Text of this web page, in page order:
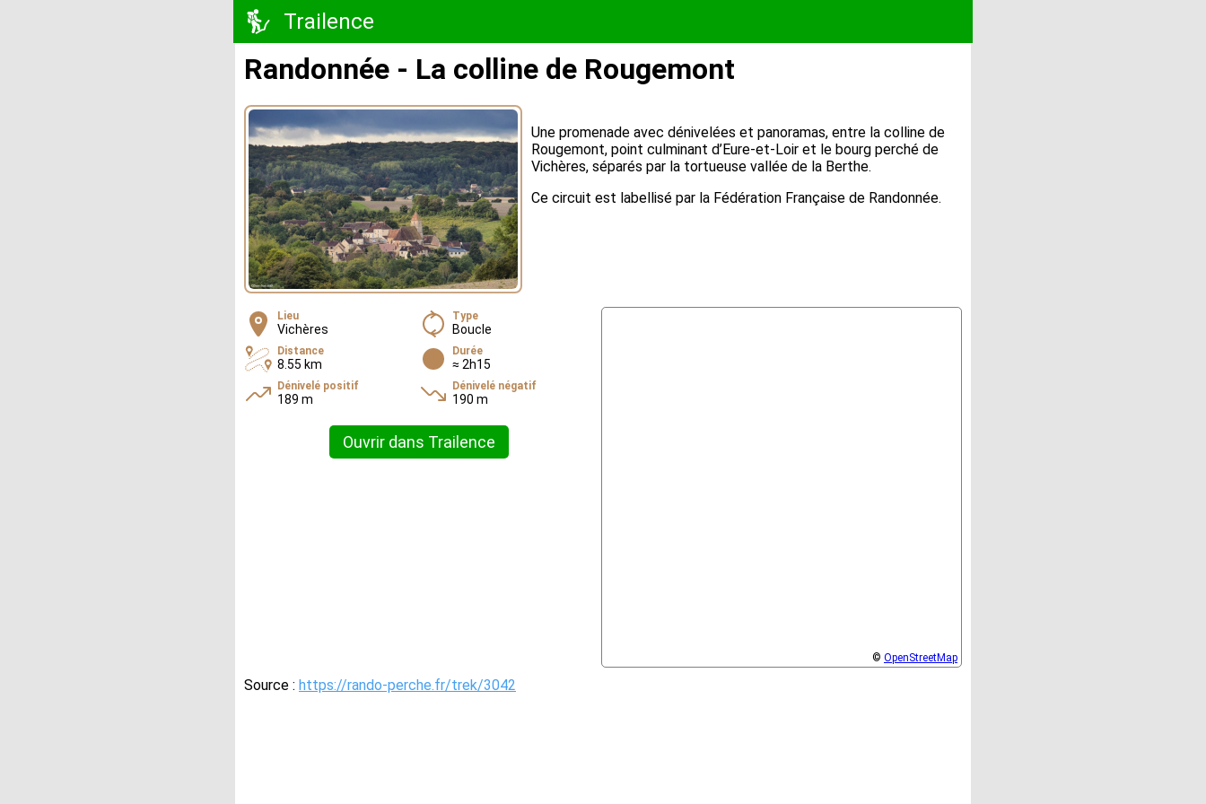
Trailence
Randonnée - La colline de Rougemont
Une promenade avec dénivelées et panoramas, entre la colline de
Rougemont, point culminant d’Eure-et-Loir et le bourg perché de
Vichères, séparés par la tortueuse vallée de la Berthe.
Ce circuit est labellisé par la Fédération Française de Randonnée.
Lieu
Vichères
Type
Boucle
Distance
8.55 km
Durée
≈ 2h15
Dénivelé positif
189 m
Dénivelé négatif
190 m
Ouvrir dans Trailence
© OpenStreetMap
Source : https://rando-perche.fr/trek/3042